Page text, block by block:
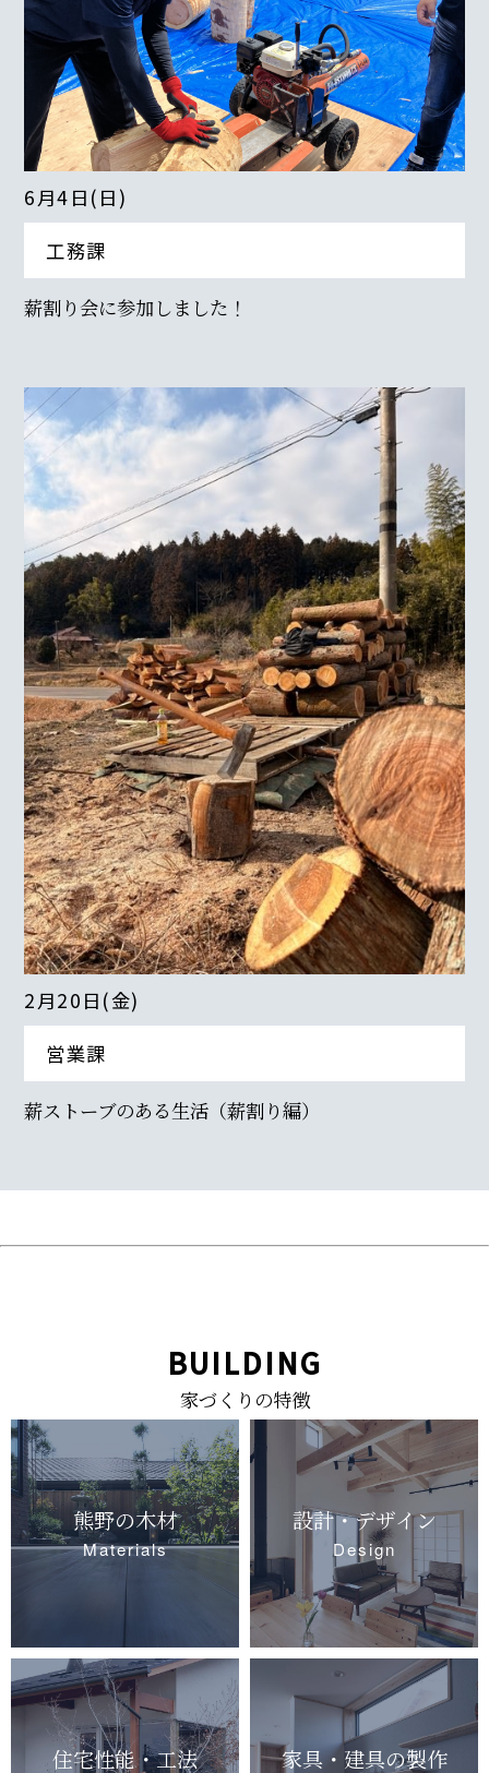
6月4日(日)
工務課
薪割り会に参加しました！
2月20日(金)
営業課
薪ストーブのある生活（薪割り編）
BUILDING
家づくりの特徴
熊野の木材
Materials
設計・デザイン
Design
住宅性能・工法 家具・建具の製作